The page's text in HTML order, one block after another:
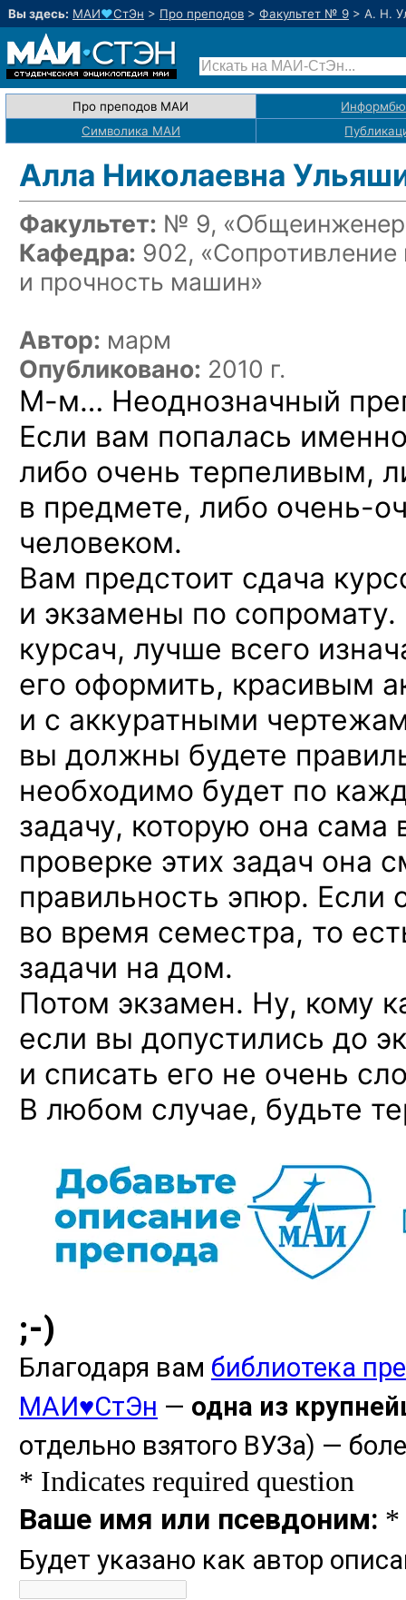
Вы здесь: МАИ♥СтЭн > Про преподов > Факультет № 9 > А. Н.
Про преподов МАИ
Символика МАИ
Алла Николаевна
Факультет: № 9,
Кафедра: 902,
и прочность машин»
Автор: марм
Опубликовано: 2010 г.
М-м… Неоднозначный
Если вам попалась
либо очень терпеливым,
в предмете, либо очень-
человеком.
Вам предстоит сдача
и экзамены по
курсач, лучше всего
его оформить, красивым
и с аккуратными
вы должны будете
необходимо будет по
задачу, которую она
проверке этих задач она
правильность эпюр. Если
во время семестра, то
задачи на дом.
Потом экзамен. Ну, кому
если вы допустились до
и списать его не очень
В любом случае, будьте